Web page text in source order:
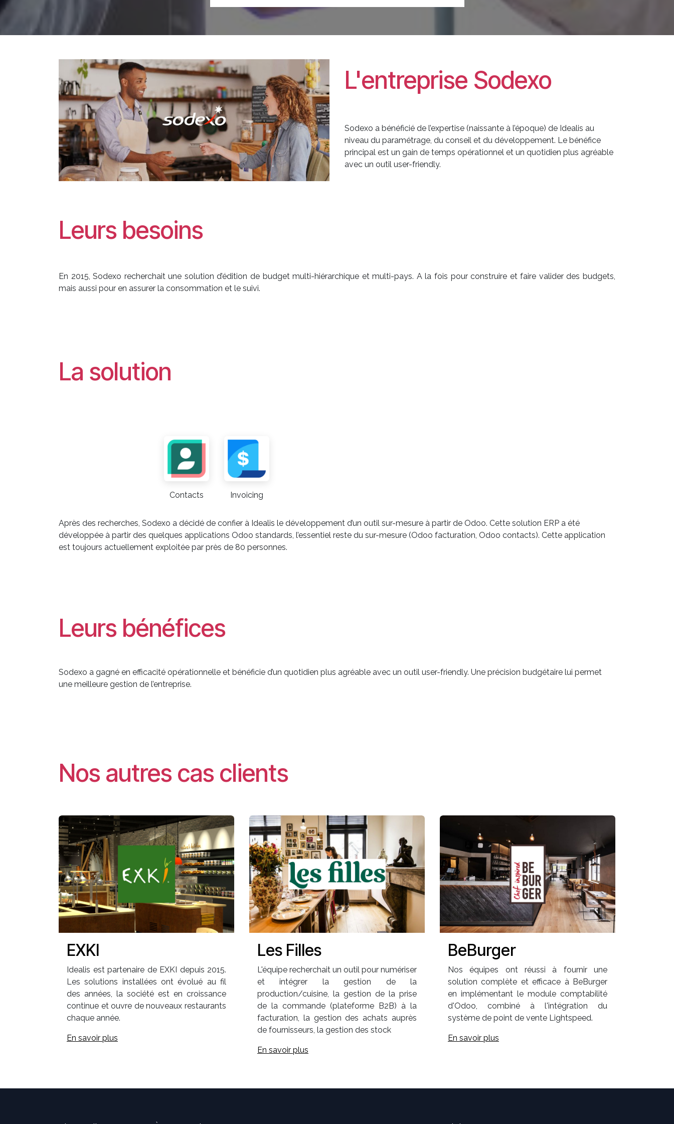
L'entreprise Sodexo
Sodexo a bénéficié de l’expertise (naissante à l’époque) de Idealis au
niveau du paramétrage, du conseil et du développement. Le bénéfice
principal est un gain de temps opérationnel et un quotidien plus agréable
avec un outil user-friendly.
Leurs besoins
En 2015, Sodexo recherchait une solution d’édition de budget multi-hiérarchique et multi-pays. A la fois pour construire et faire valider des budgets,
mais aussi pour en assurer la consommation et le suivi.
La solution
Contacts Invoicing
Après des recherches, Sodexo a décidé de confier à Idealis le développement d’un outil sur-mesure à partir de Odoo. Cette solution ERP a été
développée à partir des quelques applications Odoo standards, l’essentiel reste du sur-mesure (Odoo facturation, Odoo contacts). Cette application
est toujours actuellement exploitée par près de 80 personnes.
Leurs bénéfices
Sodexo a gagné en efficacité opérationnelle et bénéficie d’un quotidien plus agréable avec un outil user-friendly. Une précision budgétaire lui permet
une meilleure gestion de l’entreprise.
Nos autres cas clients
EXKI
Idealis est partenaire de EXKI depuis 2015.
Les solutions installées ont évolué au fil
des années, la société est en croissance
continue et ouvre de nouveaux restaurants
chaque année.
En savoir plus
Les Filles
L'équipe recherchait un outil pour numériser
et intégrer la gestion de la
production/cuisine, la gestion de la prise
de la commande (plateforme B2B) à la
facturation, la gestion des achats auprès
de fournisseurs, la gestion des stock
En savoir plus
BeBurger
Nos équipes ont réussi à fournir une
solution complète et efficace à BeBurger
en implémentant le module comptabilité
d'Odoo, combiné à l'intégration du
système de point de vente Lightspeed.
En savoir plus